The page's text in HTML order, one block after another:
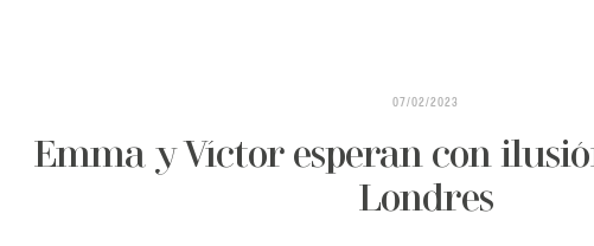
07/02/2023
Emma y Víctor esperan con
Londres